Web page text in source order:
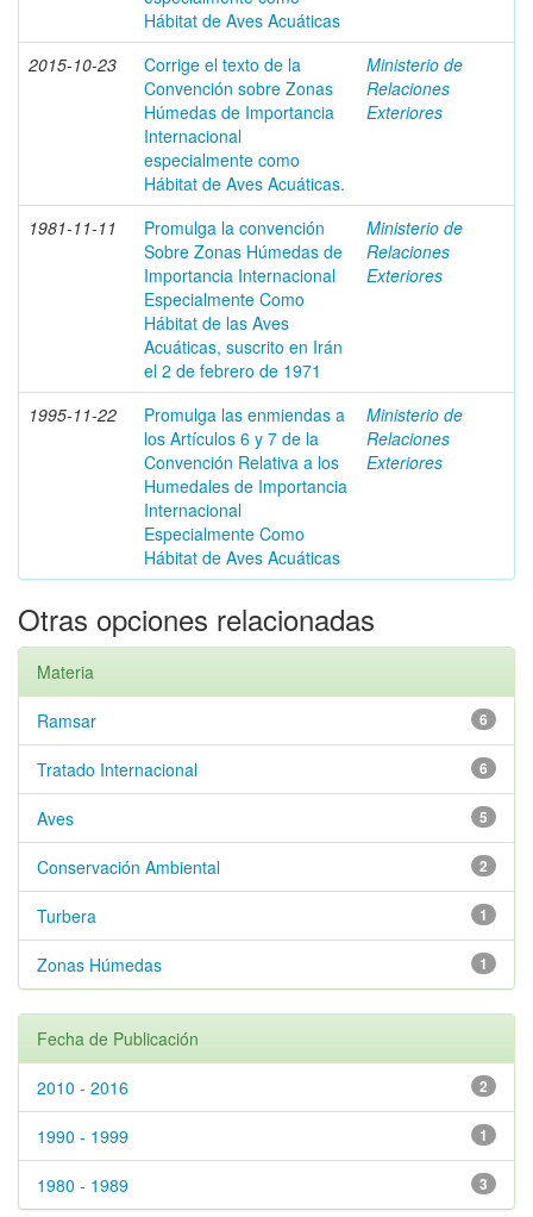
Hábitat de Aves Acuáticas
2015-10-23
Corrige el texto de la
Convención sobre Zonas
Húmedas de Importancia
Internacional
especialmente como
Hábitat de Aves Acuáticas.
Ministerio de
Relaciones
Exteriores
1981-11-11
Promulga la convención
Sobre Zonas Húmedas de
Importancia Internacional
Especialmente Como
Hábitat de las Aves
Acuáticas, suscrito en Irán
el 2 de febrero de 1971
Ministerio de
Relaciones
Exteriores
1995-11-22
Promulga las enmiendas a
los Artículos 6 y 7 de la
Convención Relativa a los
Humedales de Importancia
Internacional
Especialmente Como
Hábitat de Aves Acuáticas
Ministerio de
Relaciones
Exteriores
Otras opciones relacionadas
Materia
6
Ramsar
6
Tratado Internacional
5
Aves
2
Conservación Ambiental
1
Turbera
1
Zonas Húmedas
Fecha de Publicación
2
2010 - 2016
1
1990 - 1999
3
1980 - 1989